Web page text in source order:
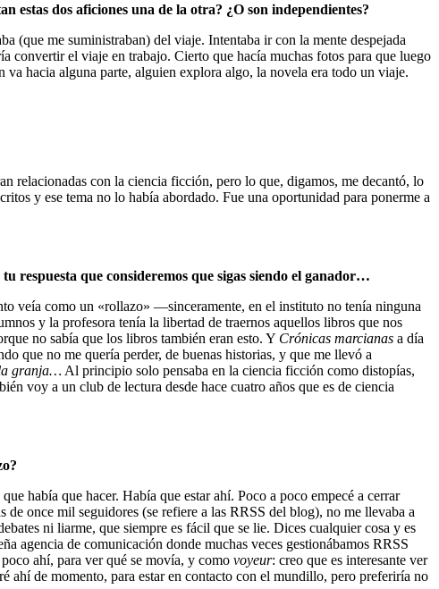
estas dos aficiones una de la otra? ¿O son independientes?
(que me suministraban) del viaje. Intentaba ir con la mente despejada
convertir el viaje en trabajo. Cierto que hacía muchas fotos para que luego
hacia alguna parte, alguien explora algo, la novela era todo un viaje.
relacionadas con la ciencia ficción, pero lo que, digamos, me decantó, lo
y ese tema no lo había abordado. Fue una oportunidad para ponerme a
respuesta que consideremos que sigas siendo el ganador…
veía como un «rollazo» —sinceramente, en el instituto no tenía ninguna
y la profesora tenía la libertad de traernos aquellos libros que nos
no sabía que los libros también eran esto. Y Crónicas marcianas a día
que no me quería perder, de buenas historias, y que me llevó a
la granja… Al principio solo pensaba en la ciencia ficción como distopías,
voy a un club de lectura desde hace cuatro años que es de ciencia
había que hacer. Había que estar ahí. Poco a poco empecé a cerrar
once mil seguidores (se refiere a las RRSS del blog), no me llevaba a
ni liarme, que siempre es fácil que se lie. Dices cualquier cosa y es
agencia de comunicación donde muchas veces gestionábamos RRSS
ahí, para ver qué se movía, y como voyeur: creo que es interesante ver
ahí de momento, para estar en contacto con el mundillo, pero preferiría no